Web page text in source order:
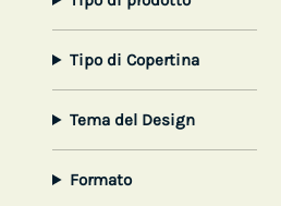
Tipo di Copertina
Tema del Design
Formato